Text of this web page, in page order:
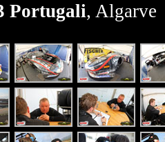
Portugali, Algarve